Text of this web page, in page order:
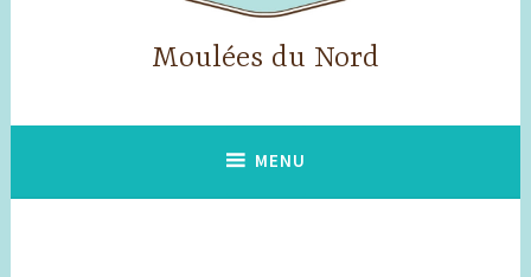
Moulées du Nord
MENU